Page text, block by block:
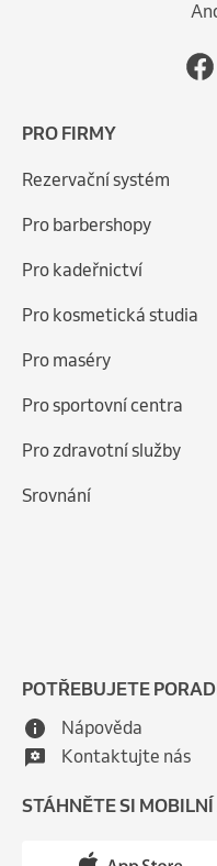
PRO FIRMY
Rezervační systém
Pro barbershopy
Pro kadeřnictví
Pro kosmetická studia
Pro maséry
Pro sportovní centra
Pro zdravotní služby
Srovnání
POTŘEBUJETE
Nápověda
Kontaktujte nás
STÁHNĚTE SI